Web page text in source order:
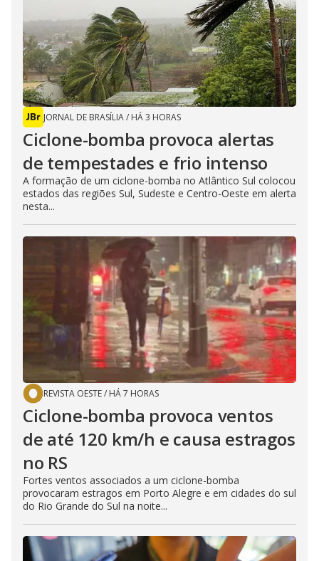
JORNAL DE BRASÍLIA/ HÁ 3 HORAS
Ciclone-bomba provoca alertas
de tempestades e frio intenso
A formação de um ciclone-bomba no Atlântico Sul colocou
estados das regiões Sul, Sudeste e Centro-Oeste em alerta
nesta...
REVISTA OESTE/ HÁ 7 HORAS
Ciclone-bomba provoca ventos
de até 120 km/h e causa estragos
no RS
Fortes ventos associados a um ciclone-bomba
provocaram estragos em Porto Alegre e em cidades do sul
do Rio Grande do Sul na noite...